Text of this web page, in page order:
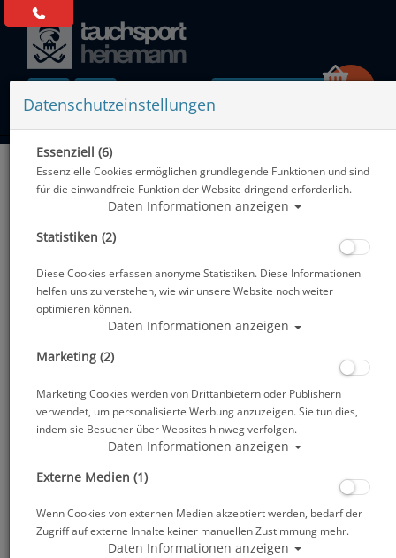
Alle Artikel zeigen aus: Geräteflossen
Datenschutzeinstellungen
Essenziell (6)
Essenzielle Cookies ermöglichen grundlegende Funktionen und sind
für die einwandfreie Funktion der Website dringend erforderlich.
Daten Informationen anzeigen
Statistiken (2)
Diese Cookies erfassen anonyme Statistiken. Diese Informationen
helfen uns zu verstehen, wie wir unsere Website noch weiter
optimieren können.
Daten Informationen anzeigen
Marketing (2)
Marketing Cookies werden von Drittanbietern oder Publishern
verwendet, um personalisierte Werbung anzuzeigen. Sie tun dies,
indem sie Besucher über Websites hinweg verfolgen.
Daten Informationen anzeigen
Externe Medien (1)
Wenn Cookies von externen Medien akzeptiert werden, bedarf der
Zugriff auf externe Inhalte keiner manuellen Zustimmung mehr.
Daten Informationen anzeigen